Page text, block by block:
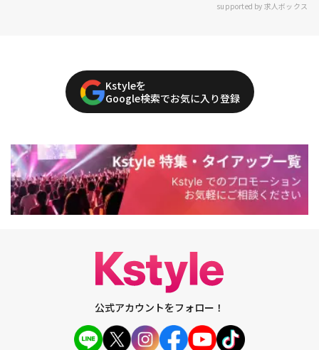
supported by 求人ボックス
Kstyleを
Google検索でお気に入り登録
公式アカウントをフォロー！